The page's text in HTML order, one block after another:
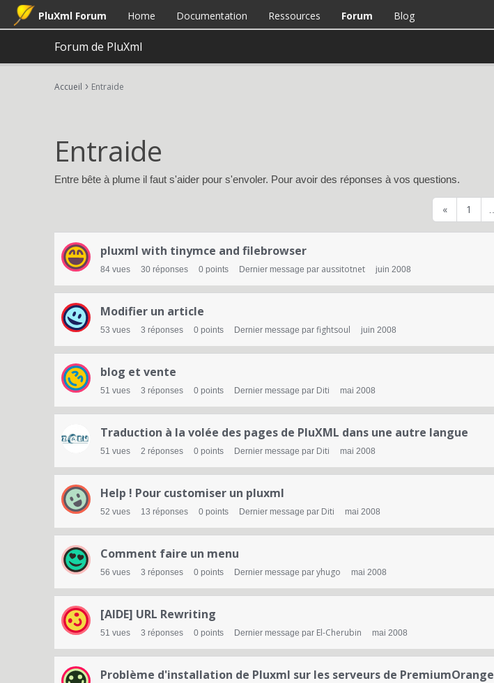
PluXml Forum Home Documentation Ressources Forum Blog
Forum de PluXml
Accueil › Entraide
Entraide
Entre bête à plume il faut s'aider pour s'envoler. Pour avoir des réponses à vos questions.
« 1
L
s
t
e
d
e
d
s
c
u
s
s
i
o
n
s
pluxml with tinymce and filebrowser
84 vues 30 réponses 0 points Dernier message par aussitotnet juin 2008
Modifier un article
53 vues 3 réponses 0 points Dernier message par fightsoul juin 2008
blog et vente
51 vues 3 réponses 0 points Dernier message par Diti mai 2008
Traduction à la volée des pages de PluXML dans une autre langue
51 vues 2 réponses 0 points Dernier message par Diti mai 2008
Help ! Pour customiser un pluxml
52 vues 13 réponses 0 points Dernier message par Diti mai 2008
Comment faire un menu
56 vues 3 réponses 0 points Dernier message par yhugo mai 2008
[AIDE] URL Rewriting
51 vues 3 réponses 0 points Dernier message par El-Cherubin mai 2008
Problème d'installation de Pluxml sur les serveurs de PremiumOrange